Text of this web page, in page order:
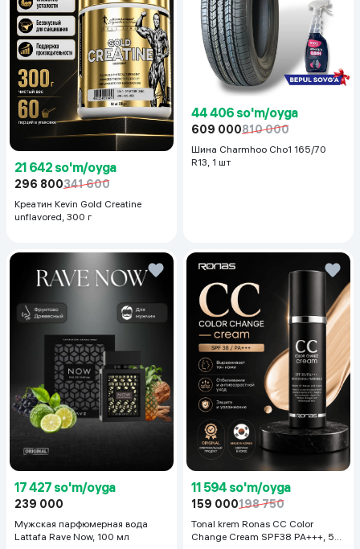
21 642 so'm/oyga
296 800341 600
Креатин Kevin Gold Creatine
unflavored, 300 г
44 406 so'm/oyga
609 000810 000
Шина Charmhoo Cho1 165/70
R13, 1 шт
17 427 so'm/oyga
239 000
Мужская парфюмерная вода
Lattafa Rave Now, 100 мл
11 594 so'm/oyga
159 000198 750
Tonal krem Ronas CC Color
Change Cream SPF38 PA+++, 50